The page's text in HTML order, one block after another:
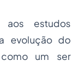
aos estudos
evolução do
como um ser